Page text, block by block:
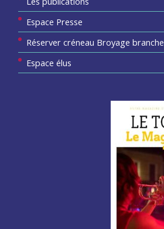
Espace Presse
Réserver créneau Broyage branche
Espace élus